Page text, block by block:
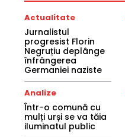
Actualitate
Jurnalistul
progresist Florin
Negruțiu deplânge
înfrângerea
Germaniei naziste
Analize
Într-o comună cu
mulți urși se va tăia
iluminatul public